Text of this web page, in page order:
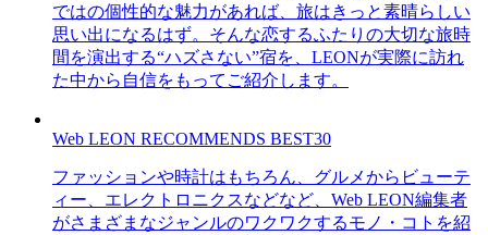
ではの個性的な魅力があれば、旅はきっと素晴らしい
思い出になるはず。そんな恋するふたりの大切な旅時
間を演出する“ハズさない”宿を、LEONが実際に訪れ
た中から自信をもってご紹介します。
Web LEON RECOMMENDS BEST30
ファッションや時計はもちろん、グルメからビューテ
ィー、エレクトロニクスなどなど、Web LEON編集者
がさまざまなジャンルのワクワクするモノ・コトを紹